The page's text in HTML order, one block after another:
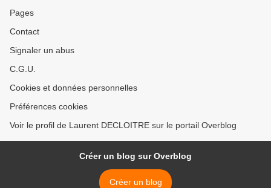
Pages
Contact
Signaler un abus
C.G.U.
Cookies et données personnelles
Préférences cookies
Voir le profil de Laurent DECLOITRE sur le portail Overblog
Créer un blog sur Overblog
Créer un blog